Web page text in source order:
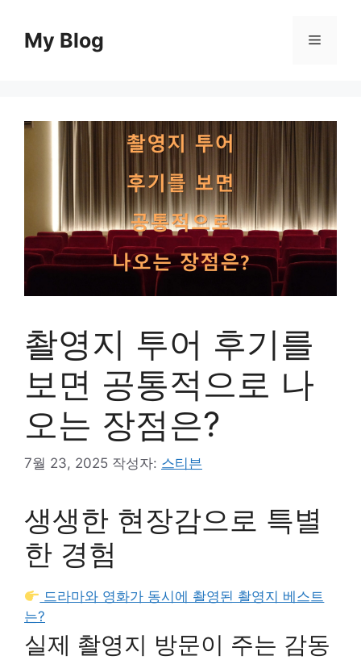
My Blog 메
촬영지 투어 후기를
보면 공통적으로 나
오는 장점은?
7월 23, 2025 작성자: 스티븐
생생한 현장감으로 특별
한 경험
드라마와 영화가 동시에 촬영된 촬영지 베스트
는?
실제 촬영지 방문이 주는 감동